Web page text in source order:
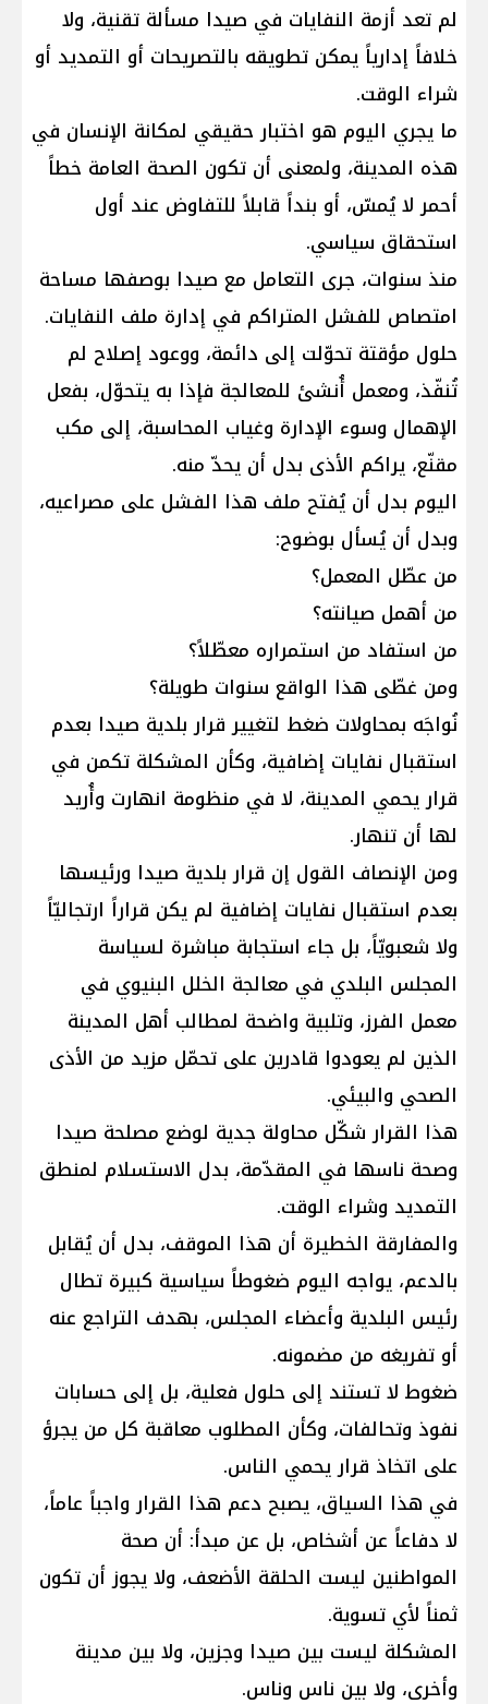
لم تعد أزمة النفايات في صيدا مسألة تقنية، ولا
خلافاً إدارياً يمكن تطويقه بالتصريحات أو التمديد أو
شراء الوقت.
ما يجري اليوم هو اختبار حقيقي لمكانة الإنسان في
هذه المدينة، ولمعنى أن تكون الصحة العامة خطاً
أحمر لا يُمسّ، أو بنداً قابلاً للتفاوض عند أول
استحقاق سياسي.
منذ سنوات، جرى التعامل مع صيدا بوصفها مساحة
امتصاص للفشل المتراكم في إدارة ملف النفايات.
حلول مؤقتة تحوّلت إلى دائمة، ووعود إصلاح لم
تُنفّذ، ومعمل أُنشئ للمعالجة فإذا به يتحوّل، بفعل
الإهمال وسوء الإدارة وغياب المحاسبة، إلى مكب
مقنّع، يراكم الأذى بدل أن يحدّ منه.
اليوم بدل أن يُفتح ملف هذا الفشل على مصراعيه،
وبدل أن يُسأل بوضوح:
من عطّل المعمل؟
من أهمل صيانته؟
من استفاد من استمراره معطّلاً؟
ومن غطّى هذا الواقع سنوات طويلة؟
نُواجَه بمحاولات ضغط لتغيير قرار بلدية صيدا بعدم
استقبال نفايات إضافية، وكأن المشكلة تكمن في
قرار يحمي المدينة، لا في منظومة انهارت وأُريد
لها أن تنهار.
ومن الإنصاف القول إن قرار بلدية صيدا ورئيسها
بعدم استقبال نفايات إضافية لم يكن قراراً ارتجاليّاً
ولا شعبويّاً، بل جاء استجابة مباشرة لسياسة
المجلس البلدي في معالجة الخلل البنيوي في
معمل الفرز، وتلبية واضحة لمطالب أهل المدينة
الذين لم يعودوا قادرين على تحمّل مزيد من الأذى
الصحي والبيئي.
هذا القرار شكّل محاولة جدية لوضع مصلحة صيدا
وصحة ناسها في المقدّمة، بدل الاستسلام لمنطق
التمديد وشراء الوقت.
والمفارقة الخطيرة أن هذا الموقف، بدل أن يُقابل
بالدعم، يواجه اليوم ضغوطاً سياسية كبيرة تطال
رئيس البلدية وأعضاء المجلس، بهدف التراجع عنه
أو تفريغه من مضمونه.
ضغوط لا تستند إلى حلول فعلية، بل إلى حسابات
نفوذ وتحالفات، وكأن المطلوب معاقبة كل من يجرؤ
على اتخاذ قرار يحمي الناس.
في هذا السياق، يصبح دعم هذا القرار واجباً عاماً،
لا دفاعاً عن أشخاص، بل عن مبدأ: أن صحة
المواطنين ليست الحلقة الأضعف، ولا يجوز أن تكون
ثمناً لأي تسوية.
المشكلة ليست بين صيدا وجزين، ولا بين مدينة
وأخرى، ولا بين ناس وناس.